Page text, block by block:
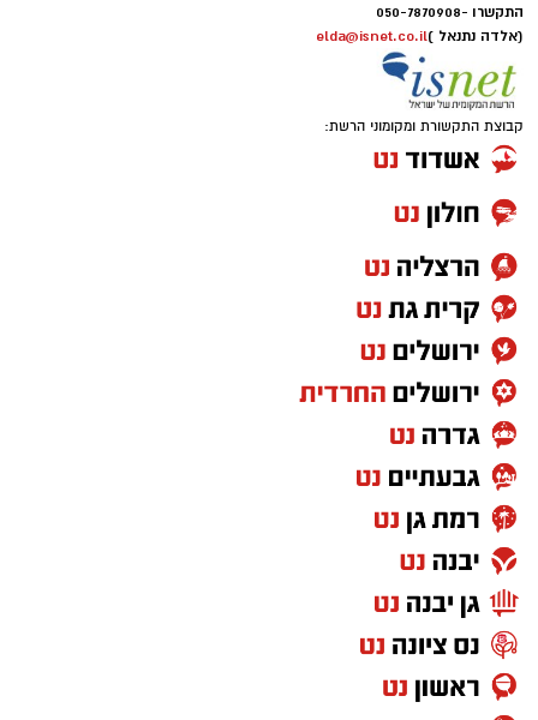
התקשרו -050-7870908
(אלדה נתנאל )elda@isnet.co.il
קבוצת התקשורת ומקומוני הרשת: